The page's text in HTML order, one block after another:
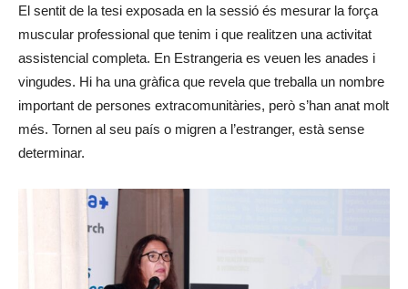
El sentit de la tesi exposada en la sessió és mesurar la força
muscular professional que tenim i que realitzen una activitat
assistencial completa. En Estrangeria es veuen les anades i
vingudes. Hi ha una gràfica que revela que treballa un nombre
important de persones extracomunitàries, però s’han anat molt
més. Tornen al seu país o migren a l’estranger, està sense
determinar.